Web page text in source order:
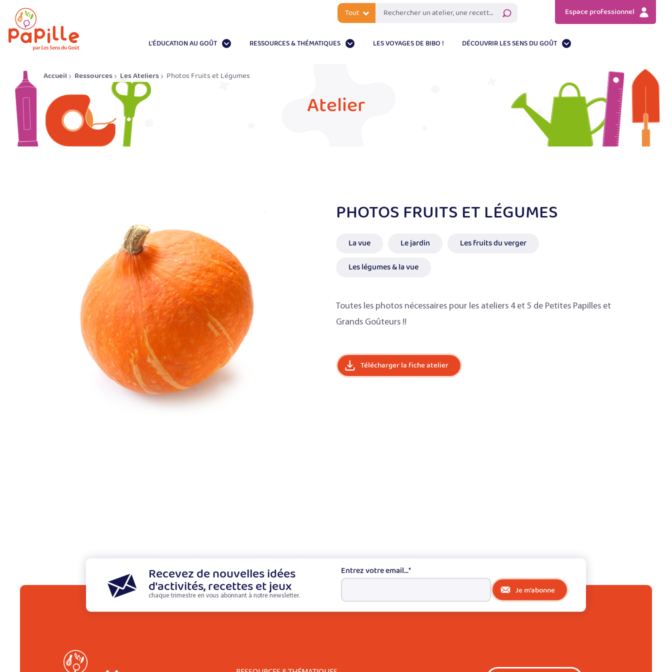
Espace professionnel
Tout Rechercher
L'ÉDUCATION AU GOÛT RESSOURCES & THÉMATIQUES LES VOYAGES DE BIBO ! DÉCOUVRIR LES SENS DU GOÛT
Atelier
Accueil Ressources Les Ateliers Photos Fruits et Légumes
PHOTOS FRUITS ET LÉGUMES
La vue Le jardin
Les fruits du verger
Les légumes & la vue
Toutes les photos nécessaires pour les ateliers 4 et 5 de Petites Papilles et
Grands Goûteurs !!
Télécharger la fiche atelier
Recevez de nouvelles idées
d'activités, recettes et jeux
chaque trimestre en vous abonnant à notre newsletter.
Entrez votre email...*
Je m'abonne